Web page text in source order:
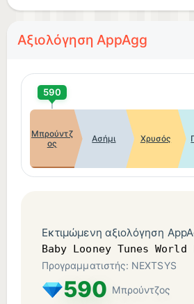
Αξιολόγηση AppAgg
590
Μπρούντζ
ος
Ασήμι Χρυσός
Εκτιμώμενη αξιολόγηση
Baby Looney Tunes World
Προγραμματιστής: NEXTSYS
590 Μπρούντζος